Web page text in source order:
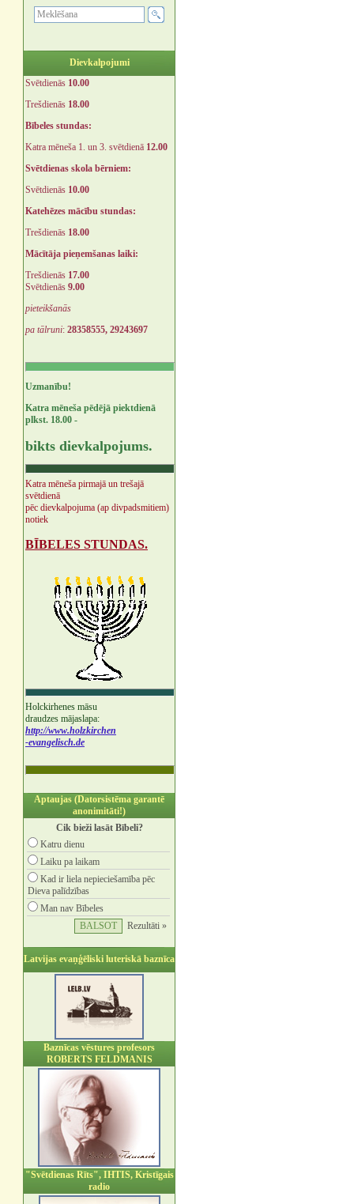
Dievkalpojumi
Svētdienās 10.00
Trešdienās 18.00
Bībeles stundas:
Katra mēneša 1. un 3. svētdienā 12.00
Svētdienas skola bērniem:
Svētdienās 10.00
Katehēzes mācību stundas:
Trešdienās 18.00
Mācītāja pieņemšanas laiki:
Trešdienās 17.00
Svētdienās 9.00
pieteikšanās
pa tālruni: 28358555, 29243697
Uzmanību!
Katra mēneša pēdējā piektdienā
plkst. 18.00 -
bikts dievkalpojums.
Katra mēneša pirmajā un trešajā
svētdienā
pēc dievkalpojuma (ap divpadsmitiem)
notiek
BĪBELES STUNDAS.
Holckirhenes māsu
draudzes mājaslapa:
http://www.holzkirchen
-evangelisch.de
Aptaujas (Datorsistēma garantē
anonimitāti!)
Cik bieži lasāt Bībeli?
Katru dienu
Laiku pa laikam
Kad ir liela nepieciešamība pēc
Dieva palīdzības
Man nav Bībeles
Rezultāti »
Latvijas evaņģēliski luteriskā baznīca
Baznīcas vēstures profesors
ROBERTS FELDMANIS
"Svētdienas Rīts", IHTIS, Kristīgais
radio